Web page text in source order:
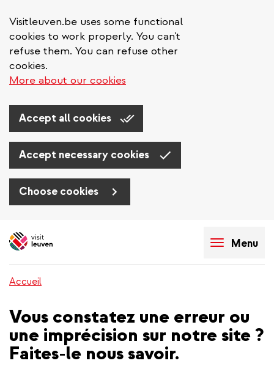
Visitleuven.be uses some functional
cookies to work properly. You can't
refuse them. You can refuse other
cookies.
More about our cookies
Accept all cookies
Accept necessary cookies
Choose cookies
au
Menu
Accueil
Vous constatez une erreur ou
une imprécision sur notre site ?
Faites-le nous savoir.